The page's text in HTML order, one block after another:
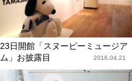
23日開館「スヌーピーミュージア
ム」お披露目
2016.04.21